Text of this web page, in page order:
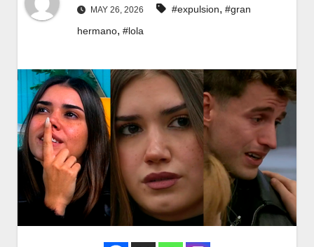
MAY 26, 2026 #expulsion, #gran
hermano, #lola